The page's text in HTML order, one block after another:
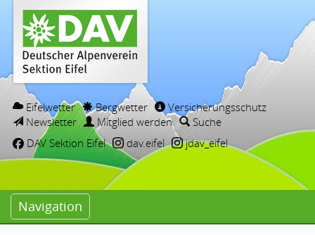
Eifelwetter Bergwetter
Versicherungsschutz
Newsletter
Mitglied werden
Suche
DAV Sektion Eifel
dav.eifel jdav_eifel
Navigation